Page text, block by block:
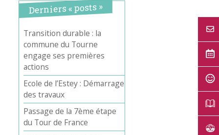
Derniers « posts »
Transition durable : la
commune du Tourne
engage ses premières
actions
Ecole de l’Estey : Démarrage
des travaux
Passage de la 7ème étape
du Tour de France